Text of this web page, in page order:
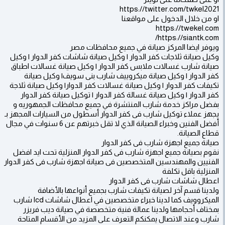
https://twitter.com/twkel2021
او من خلال الدخول على مواقعنا
https://twekel.com
https://siantk.com/
ويوفر ايضا المركز صيانة في جميع محافظات مصر
وكيل صيانة ثلاجات كفر الدوار | وكيل صيانة شاشات كفر الدوار | وكيل
صيانة شارب غسالات ملابس كفر الدوار | وكيل صيانة غسالات اطباق
كفر الدوار | وكيل صيانة ميكروييف شارب بنى سويف| وكيل صيانة
تكيفات كفر الدوار | وكيل صيانة غسالات كفر الدوار| وكيل صيانة ثلاجة
كفر الدوار | وكيل صيانة غسالة كفر الدوار | توكيل صيانة كفر الدوار
بفضل مراكز خدمة شارب المنتشرة في جميع محافظات الجمهوريه و
يجهز عملاء توكيل شارب فى كفر الدوار أسطول من السيارات المجهز بـ
أفضل الفنين وخبراء الصيانة الذي لا تقل خبرتهم عن 6 سنوات في مجال
قطاع الصيانة.
صيانة جميع اجهزة شارب فى كفر الدوار
نقوم بصيانة جميع اجهزة شارب فى كفر الدوار المنزلية تحت ايد افضل
الفنيين والمهندسين المتخصصين فى صيانة اجهزة شارب فى كفر الدوار
المنزلية باقل تكلفة
اعطال شاشات شارب فى كفر الدوار
ولدينا قسم آخر لصيانة تكيفات شارب بجميع أنواعها بالأضافة
الميكروويف كما لدينا خبراء متخصصين في اعطال شاشات lcd شارب
بمختاف أحجامها ولدينا عمالة فنية متخصصة في صيانة ديب فريزر
شارب وعند الاتصال يمكنكم التعرف على المزيد من الأقسام المتاحة